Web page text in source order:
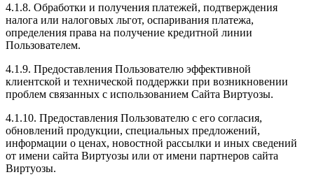
4.1.8. Обработки и получения платежей, подтверждения
налога или налоговых льгот, оспаривания платежа,
определения права на получение кредитной линии
Пользователем.
4.1.9. Предоставления Пользователю эффективной
клиентской и технической поддержки при возникновении
проблем связанных с использованием Сайта Виртуозы.
4.1.10. Предоставления Пользователю с его согласия,
обновлений продукции, специальных предложений,
информации о ценах, новостной рассылки и иных сведений
от имени сайта Виртуозы или от имени партнеров сайта
Виртуозы.